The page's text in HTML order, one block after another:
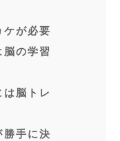
が必要
の学習
脳トレ
手に決